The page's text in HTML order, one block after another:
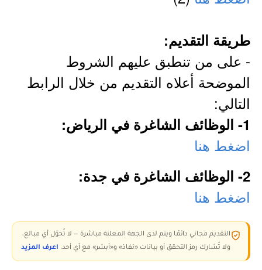
طريقة التقديم:
- على من تنطبق عليهم الشروط
الموضحة أعلاه التقديم من خلال الرابط
التالي:
1- الوظائف الشاغرة في الرياض:
اضغط هنا
2- الوظائف الشاغرة في جدة:
اضغط هنا
التقديم مجاني دائمًا ويتم لدى الجهة المعلنة مباشرة — لا تُحوّل أي مبالغ،
ولا تُشارك رمز التحقق أو بيانات «نفاذ» و«أبشر» مع أي أحد. اعرف المزيد